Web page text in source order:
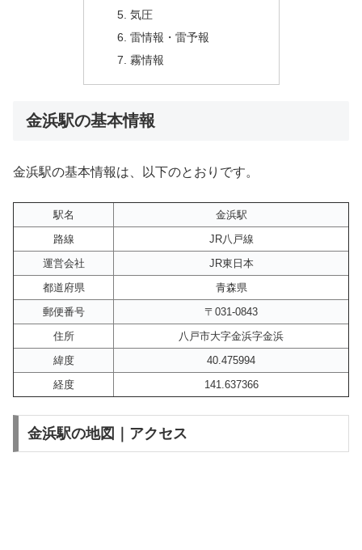
気圧
雷情報・雷予報
霧情報
金浜駅の基本情報
金浜駅の基本情報は、以下のとおりです。
駅名
金浜駅
路線
JR八戸線
運営会社
JR東日本
都道府県
青森県
郵便番号
〒031-0843
住所
八戸市大字金浜字金浜
緯度
40.475994
経度
141.637366
金浜駅の地図｜アクセス